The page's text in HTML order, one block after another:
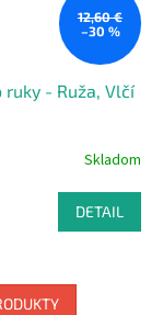
12,60 €
–30 %
- Ruža, Vlčí
Skladom
DETAIL